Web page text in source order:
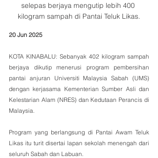
selepas berjaya mengutip lebih 400
kilogram sampah di Pantai Teluk Likas.
20 Jun 2025
KOTA KINABALU: Sebanyak 402 kilogram sampah
berjaya dikutip menerusi program pembersihan
pantai anjuran Universiti Malaysia Sabah (UMS)
dengan kerjasama Kementerian Sumber Asli dan
Kelestarian Alam (NRES) dan Kedutaan Perancis di
Malaysia.
Program yang berlangsung di Pantai Awam Teluk
Likas itu turit disertai lapan sekolah menengah dari
seluruh Sabah dan Labuan.